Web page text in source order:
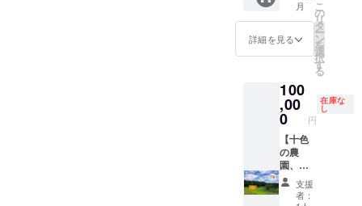
究員。
ている
料理家
に日本
全国の
食材を
つな
ぎ、家
庭で気
軽に楽
しめる
お惣菜
山晴奈
さん：
近年の
カ族や
モンゴ
ルの遊
韓国の
フード
デザイ
ナーな
ど各国
でき、
振ると
中で種
が転が
るのが
程度。
※但し、
生食限
定のと
うがら
しでは
乾燥保
存は不
可。
ずつ
ラップ
む。 乾
燥保
きるだ
け重な
らない
ように
並べて
置く。
風通し
の良い
日陰の
場所
ムクン
ど 保存
方法）
燥しな
いよう
に保存
袋や
ラップ
で密閉
し、野
菜室に
入れ
ダシが
いしい
（辛く
ん） ひ
もとう
がら
し：炒
めもの
やパス
タなど
保存方
法） 冷
よって
変動し
ます。
い。 調
理方
法） ビ
ニョ：
【生食
限定】
そのま
まやピ
材料は
無添
加、無
わり、
自然の
ものを
使用し
て作る
こだわ
りのジ
ン
ジャー
てとう
がらし
をダン
ボール1
どのと
うがら
しをど
れだけ
入れる
かはあ
なた次
第！い
ろんな
月
詳細を見る
こ
の
リ
タ
ー
ン
を
選
択
す
る
100
,00
0 円
在庫な
し
【十色
の農
園、命
名権】
（看板
支援
者：